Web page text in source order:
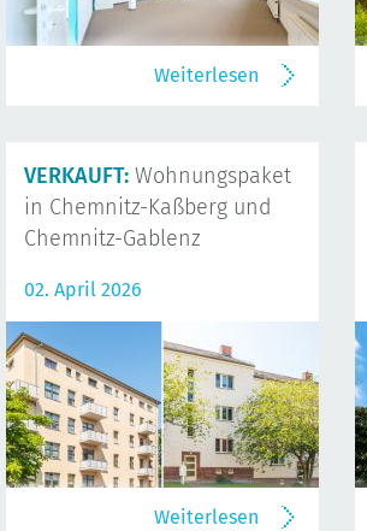
Weiterlesen
VERKAUFT: Wohnungspaket
in Chemnitz-Kaßberg und
Chemnitz-Gablenz
02. April 2026
Weiterlesen